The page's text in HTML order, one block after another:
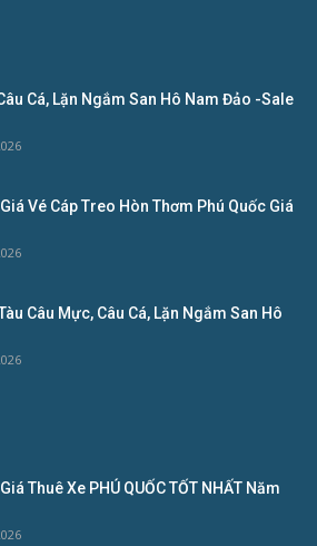
Cá, Lặn Ngắm San Hô Nam Đảo -Sale
Vé Cáp Treo Hòn Thơm Phú Quốc Giá
Câu Mực, Câu Cá, Lặn Ngắm San Hô
Thuê Xe PHÚ QUỐC TỐT NHẤT Năm